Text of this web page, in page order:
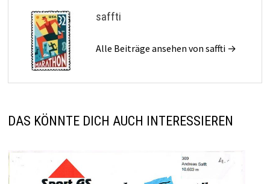
saffti
Alle Beiträge ansehen von saffti →
DAS KÖNNTE DICH AUCH INTERESSIEREN